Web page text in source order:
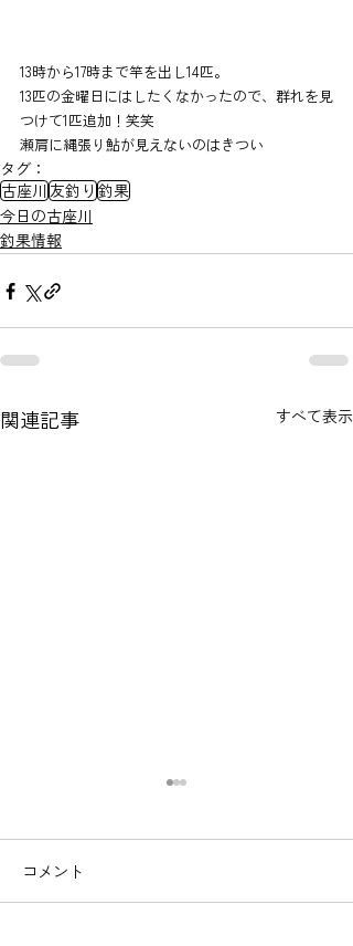
13時から17時まで竿を出し14匹。
13匹の金曜日にはしたくなかったので、群れを見
つけて1匹追加！笑笑
瀬肩に縄張り鮎が見えないのはきつい
タグ：
古座川友釣り釣果
今日の古座川
釣果情報
関連記事 すべて表示
コメント